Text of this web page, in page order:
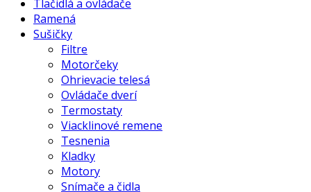
Tlačidlá a ovládače
Ramená
Sušičky
Filtre
Motorčeky
Ohrievacie telesá
Ovládače dverí
Termostaty
Viacklinové remene
Tesnenia
Kladky
Motory
Snímače a čidla